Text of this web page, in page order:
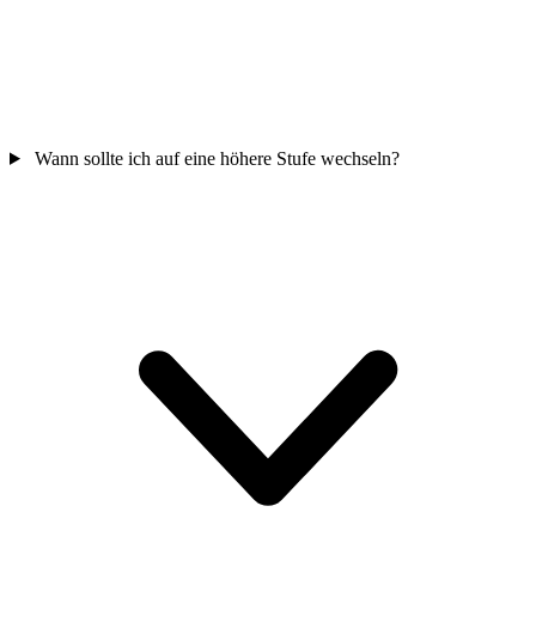
Wann sollte ich auf eine höhere Stufe wechseln?